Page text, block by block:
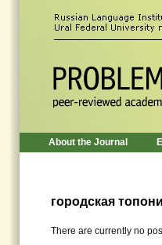
About the Journal
городская
There are currently no